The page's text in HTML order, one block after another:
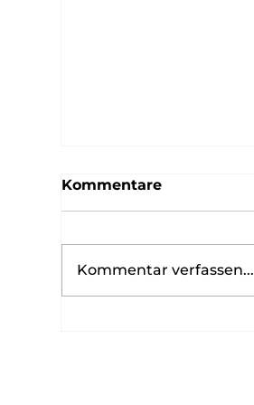
Kommentare
Kommentar verfassen...